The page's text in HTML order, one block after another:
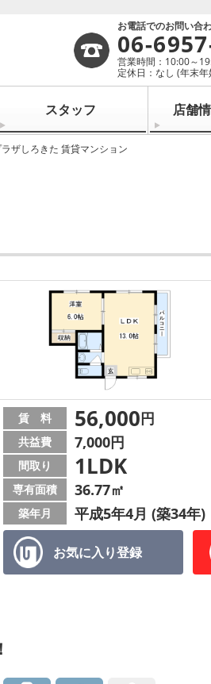
お電話でのお問い合
06-
営業時間：10:00～
定休日：なし (年末
スタッフ 店舗
ザしろきた 賃貸マンション
お気に入り登録
賃 料 56,000円
共益費 7,000円
間取り 1LDK
専有面積 36.77㎡
築年月 平成5年4月 (築34年)